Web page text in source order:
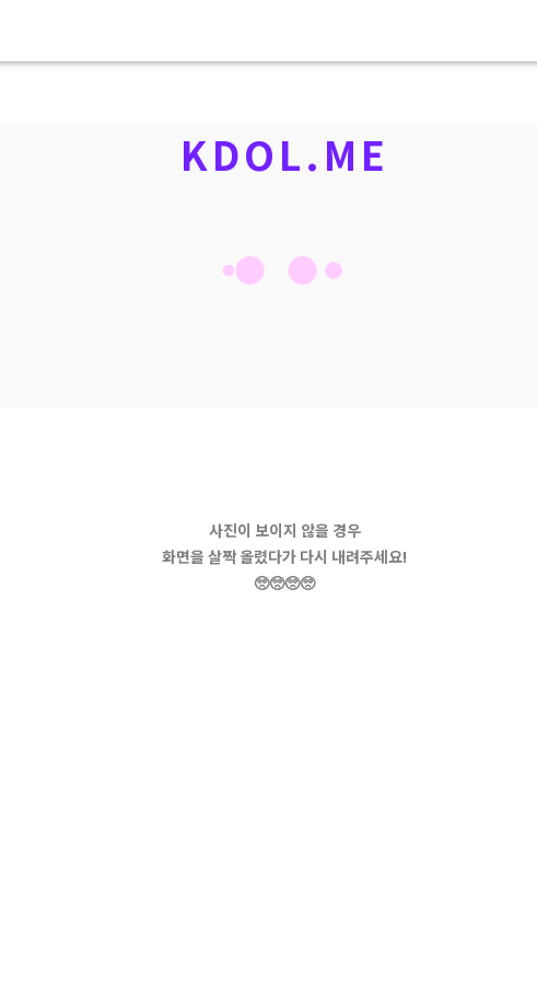
KDOL.ME
사진이 보이지 않을 경우
화면을 살짝 올렸다가 다시 내려주세요!
🥺🥺🥺🥺